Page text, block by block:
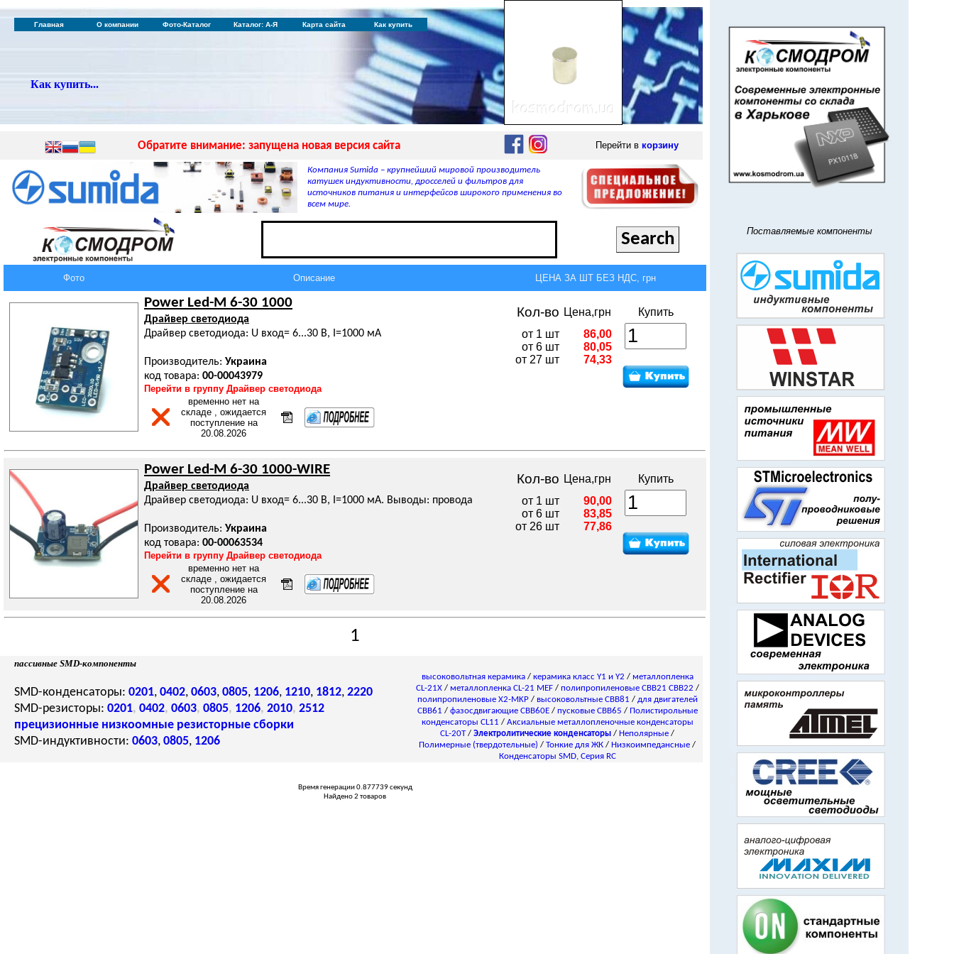
Главная О компании Фото-Каталог Каталог: А-Я Карта сайта Как купить
Как купить...
Обратите внимание: запущена новая версия сайта Перейти в корзину
Компания Sumida – крупнейший мировой производитель
катушек индуктивности, дросселей и фильтров для
источников питания и интерфейсов широкого применения во
всем мире.
Фото Описание ЦЕНА ЗА ШТ БЕЗ НДС, грн
Power Led-M 6-30 1000
Драйвер светодиода
Драйвер светодиода: U вход= 6...30 В, I=1000 мА
Производитель: Украина
код товара: 00-00043979
Перейти в группу Драйвер светодиода
временно нет на
складе , ожидается
поступление на
20.08.2026
Кол-во Цена,грн
Купить
от 1 шт
от 6 шт
от 27 шт
86,00
80,05
74,33
Power Led-M 6-30 1000-WIRE
Драйвер светодиода
Драйвер светодиода: U вход= 6...30 В, I=1000 мА. Выводы: провода
Производитель: Украина
код товара: 00-00063534
Перейти в группу Драйвер светодиода
временно нет на
складе , ожидается
поступление на
20.08.2026
Кол-во Цена,грн
Купить
от 1 шт
от 6 шт
от 26 шт
90,00
83,85
77,86
1
пассивные SMD-компоненты
SMD-конденсаторы: 0201, 0402, 0603, 0805, 1206, 1210, 1812, 2220
SMD-резисторы: 0201, 0402, 0603, 0805, 1206, 2010, 2512
прецизионные низкоомные резисторные сборки
SMD-индуктивности: 0603, 0805, 1206
высоковольтная керамика/ керамика класс Y1 и Y2 / металлопленка
CL-21X/ металлопленка CL-21 MEF/ полипропиленовые CBB21 CBB22 /
полипропиленовые X2-MKP/ высоковольтные CBB81 / для двигателей
CBB61 / фазосдвигающие CBB60E/ пусковые CBB65 / Полистирольные
конденсаторы СL11 / Аксиальные металлопленочные конденсаторы
CL-20T/ Электролитические конденсаторы / Неполярные /
Полимерные (твердотельные) / Тонкие для ЖК / Низкоимпедансные /
Конденсаторы SMD, Серия RC
Время генерации 0.877739 секунд
Найдено 2 товаров
Поставляемые компоненты